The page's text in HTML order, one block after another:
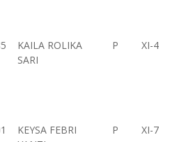
KAILA ROLIKA
SARI
P XI-4
KEYSA FEBRI
P XI-7